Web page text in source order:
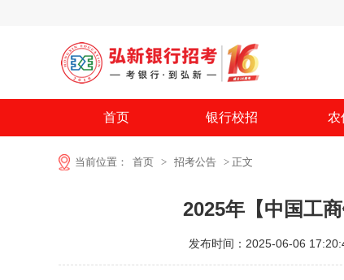
首页 银行校招 农
当前位置： 首页 > 招考公告 > 正文
2025年【中国工
发布时间：2025-06-06